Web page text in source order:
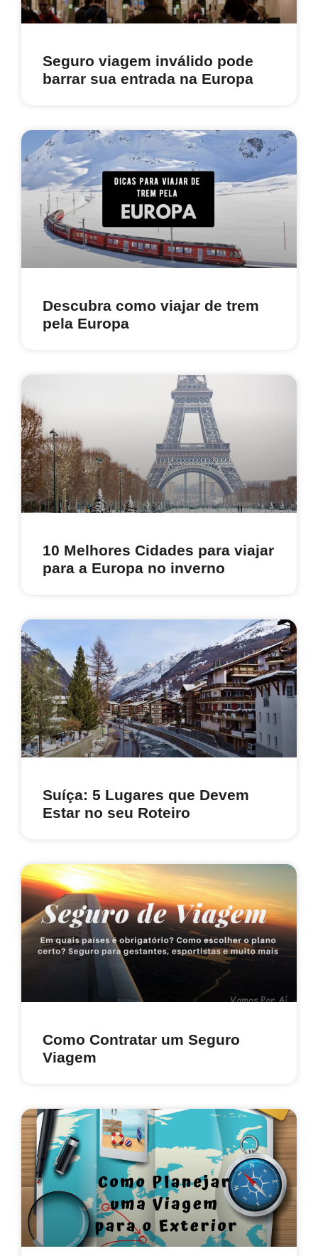
Seguro viagem inválido pode
barrar sua entrada na Europa
Descubra como viajar de trem
pela Europa
10 Melhores Cidades para viajar
para a Europa no inverno
Suíça: 5 Lugares que Devem
Estar no seu Roteiro
Como Contratar um Seguro
Viagem